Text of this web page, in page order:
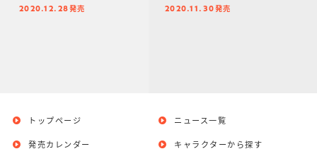
2020.12.28発売 2020.11.30発売
トップページ
発売カレンダー
ニュース一覧
キャラクターから探す